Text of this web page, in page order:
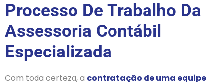
Processo De Trabalho Da
Assessoria Contábil
Especializada
Com toda certeza, a contratação de uma equipe